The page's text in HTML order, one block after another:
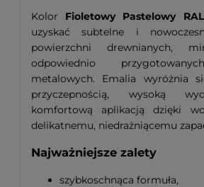
Kolor Fioletowy Pastelowy
uzyskać subtelne i
powierzchni drewnianych,
odpowiednio
metalowych. Emalia wyróżnia
przyczepnością, wysoką
komfortową aplikacją dzięki
delikatnemu, niedrażniącemu
Najważniejsze zalety
szybkoschnąca formuła,